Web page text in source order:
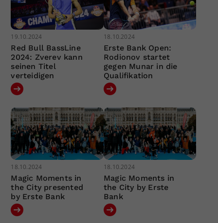
19.10.2024
Red Bull BassLine
2024: Zverev kann
seinen Titel
verteidigen
18.10.2024
Erste Bank Open:
Rodionov startet
gegen Munar in die
Qualifikation
18.10.2024
Magic Moments in
the City presented
by Erste Bank
18.10.2024
Magic Moments in
the City by Erste
Bank